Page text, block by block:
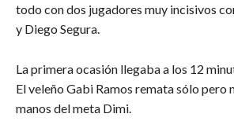
todo con dos jugadores muy incisivos
y Diego Segura.
La primera ocasión llegaba a los 12
El veleño Gabi Ramos remata sólo pero
manos del meta Dimi.